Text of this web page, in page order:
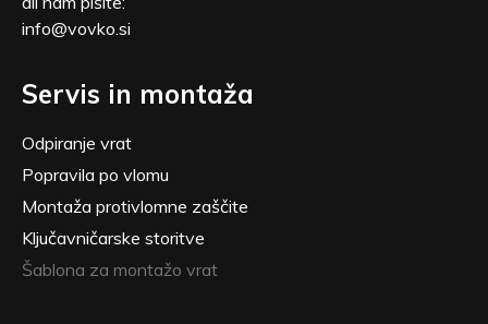
info@vovko.si
Servis in montaža
Odpiranje vrat
Popravila po vlomu
Montaža protivlomne zaščite
Ključavničarske storitve
Šablona za montažo vrat